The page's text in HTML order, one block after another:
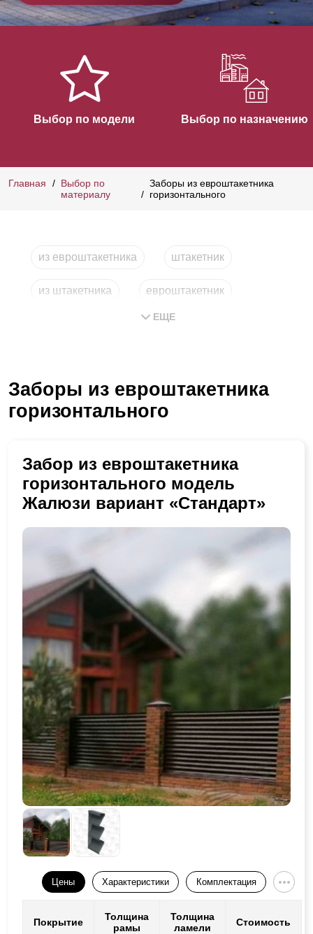
Выбор по модели Выбор по назначению
Главная
Выбор по
материалу
Заборы из евроштакетника
горизонтального
из евроштакетника штакетник
из штакетника евроштакетник
из металлического штакетника
ЕЩЕ
Заборы из евроштакетника
горизонтального
Забор из евроштакетника
горизонтального модель
Жалюзи вариант «Стандарт»
Цены Характеристики Комплектация
Покрытие
Толщина
рамы
Толщина
ламели
Стоимость